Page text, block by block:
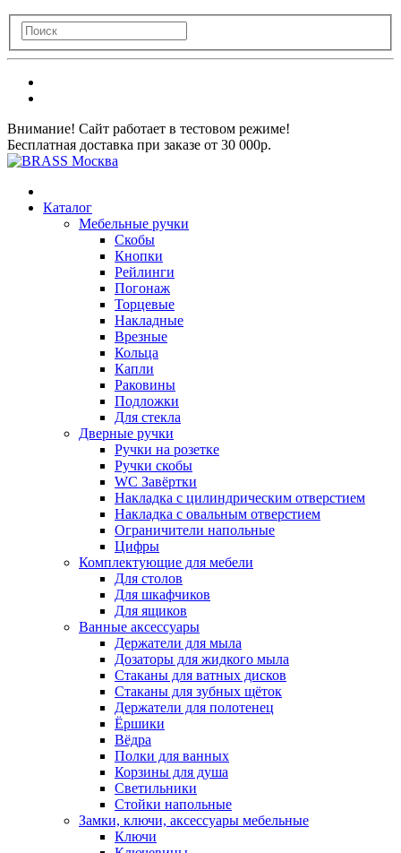
Внимание! Сайт работает в тестовом режиме!
Бесплатная доставка при заказе от 30 000р.
Каталог
Мебельные ручки
Скобы
Кнопки
Рейлинги
Погонаж
Торцевые
Накладные
Врезные
Кольца
Капли
Раковины
Подложки
Для стекла
Дверные ручки
Ручки на розетке
Ручки скобы
WC Завёртки
Накладка с цилиндрическим отверстием
Накладка с овальным отверстием
Ограничители напольные
Цифры
Комплектующие для мебели
Для столов
Для шкафчиков
Для ящиков
Ванные аксессуары
Держатели для мыла
Дозаторы для жидкого мыла
Стаканы для ватных дисков
Стаканы для зубных щёток
Держатели для полотенец
Ёршики
Вёдра
Полки для ванных
Корзины для душа
Светильники
Стойки напольные
Замки, ключи, аксессуары мебельные
Ключи